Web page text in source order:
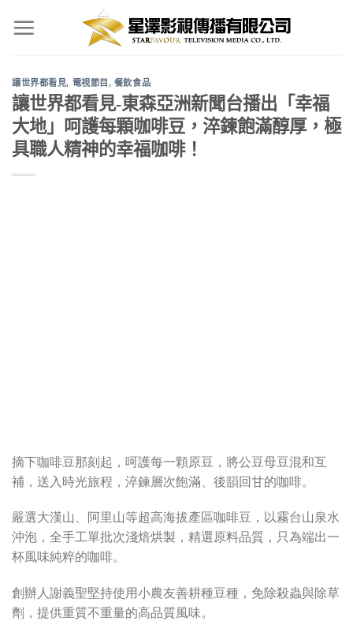
讓世界都看見, 電視節目 , 餐飲食品
讓世界都看見-東森亞洲新聞台播出「幸福
大地」呵護每顆咖啡豆，淬鍊飽滿醇厚，極
具職人精神的幸福咖啡！
摘下咖啡豆那刻起，呵護每一顆原豆，將公豆母豆混和互
補，送入時光旅程，淬鍊層次飽滿、後韻回甘的咖啡。
嚴選大漢山、阿里山等超高海拔產區咖啡豆，以霧台山泉水
沖泡，全手工單批次淺焙烘製，精選原料品質，只為端出一
杯風味純粹的咖啡。
創辦人謝義聖堅持使用小農友善耕種豆種，免除殺蟲與除草
劑，提供重質不重量的高品質風味。